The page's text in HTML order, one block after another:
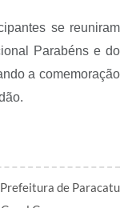
se reuniram
Parabéns e do
a comemoração
Prefeitura de Paracatu